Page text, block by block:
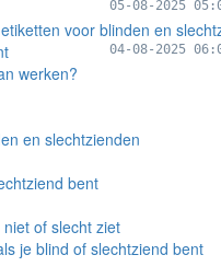
05-08-2025
voor blinden en
04-08-2025
werken?
en slechtzienden
bent
of slecht ziet
je blind of slechtziend bent